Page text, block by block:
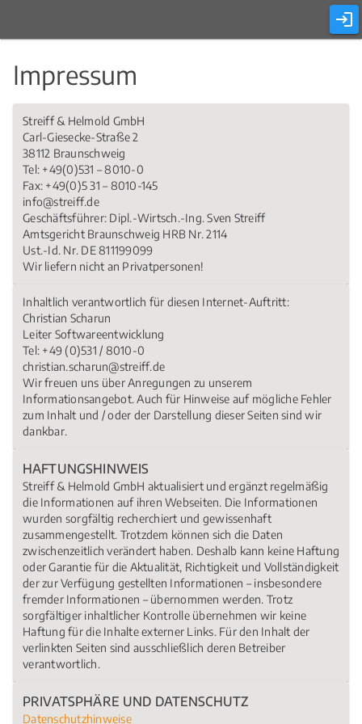
Impressum
Streiff & Helmold GmbH
Carl-Giesecke-Straße 2
38112 Braunschweig
Tel: +49(0)531 – 8010-0
Fax: +49(0)5 31 – 8010-145
info@streiff.de
Geschäftsführer: Dipl.-Wirtsch.-Ing. Sven Streiff
Amtsgericht Braunschweig HRB Nr. 2114
Ust.-Id. Nr. DE 811199099
Wir liefern nicht an Privatpersonen!
Inhaltlich verantwortlich für diesen Internet-Auftritt:
Christian Scharun
Leiter Softwareentwicklung
Tel: +49 (0)531 / 8010-0
christian.scharun@streiff.de
Wir freuen uns über Anregungen zu unserem
Informationsangebot. Auch für Hinweise auf mögliche Fehler
zum Inhalt und / oder der Darstellung dieser Seiten sind wir
dankbar.
HAFTUNGSHINWEIS
Streiff & Helmold GmbH aktualisiert und ergänzt regelmäßig
die Informationen auf ihren Webseiten. Die Informationen
wurden sorgfältig recherchiert und gewissenhaft
zusammengestellt. Trotzdem können sich die Daten
zwischenzeitlich verändert haben. Deshalb kann keine Haftung
oder Garantie für die Aktualität, Richtigkeit und Vollständigkeit
der zur Verfügung gestellten Informationen – insbesondere
fremder Informationen – übernommen werden. Trotz
sorgfältiger inhaltlicher Kontrolle übernehmen wir keine
Haftung für die Inhalte externer Links. Für den Inhalt der
verlinkten Seiten sind ausschließlich deren Betreiber
verantwortlich.
PRIVATSPHÄRE UND DATENSCHUTZ
Datenschutzhinweise